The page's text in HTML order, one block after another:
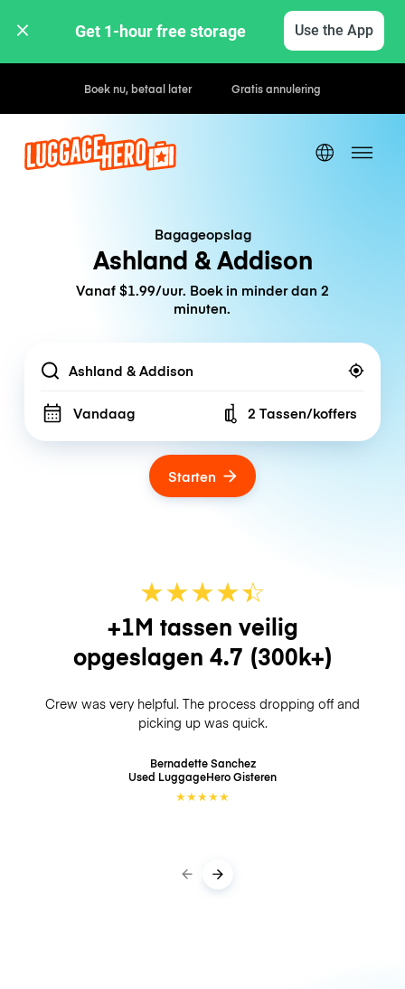
Get 1-hour free storage Use the App
Uur- / dagtarieven
Bagageopslag
Ashland & Addison
Vanaf $1.99/uur. Boek in minder dan 2
minuten.
Location
Vandaag Number of bags
2 Tassen/koffers
Starten
★★★★☆
★
+1M tassen veilig
opgeslagen 4.7 (300k+)
Crew was very helpful. The process dropping off and
picking up was quick.
Bernadette Sanchez
Used LuggageHeroGisteren
★★★★★